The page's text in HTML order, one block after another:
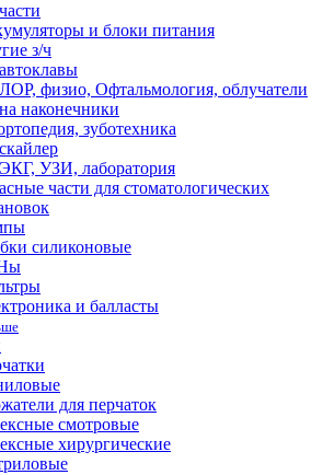
и блоки питания
з/ч
физио, Офтальмология, облучатели
наконечники
зуботехника
УЗИ, лаборатория
части для стоматологических
силиконовые
и балласты
для перчаток
смотровые
хирургические